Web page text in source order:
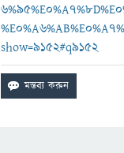
show=9152#q9152